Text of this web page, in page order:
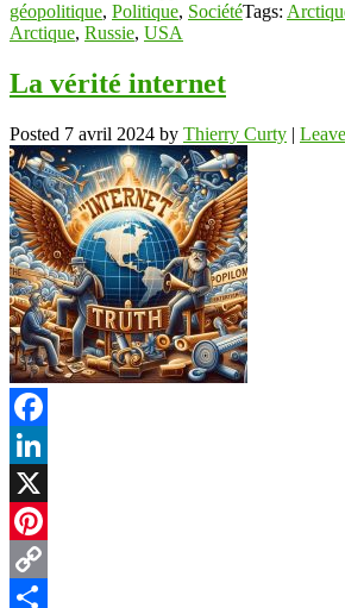
géopolitique, Politique, SociétéTags:
Arctique, Russie, USA
La vérité internet
Posted 7 avril 2024 by Thierry Curty |
Facebook
LinkedIn
X
Pinterest
Copy